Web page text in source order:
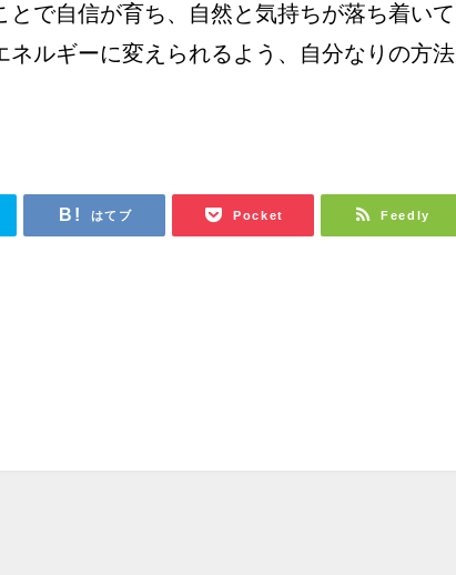
とで自信が育ち、自然と気持ちが落ち着いて
ネルギーに変えられるよう、自分なりの方法
はてブ Pocket Feedly